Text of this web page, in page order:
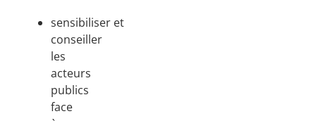
sensibiliser et
conseiller
les
acteurs
publics
face